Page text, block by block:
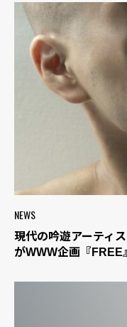
NEWS
現代の吟遊アーティ
がWWW企画『FREE